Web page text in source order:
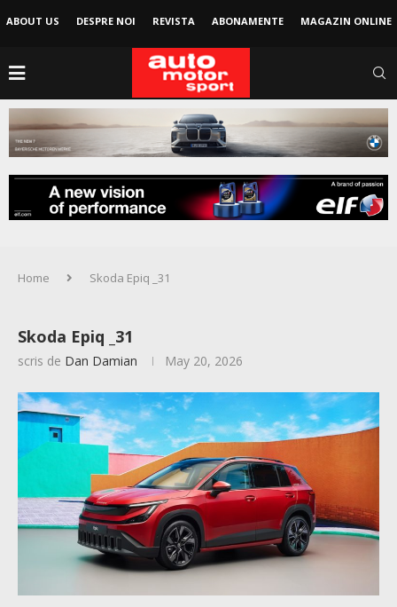
ABOUT US DESPRE NOI REVISTA ABONAMENTE MAGAZIN ONLINE
Home Skoda Epiq _31
Skoda Epiq _31
scris de Dan Damian May 20, 2026